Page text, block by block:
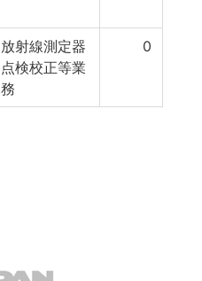
放射線測定器
点検校正等業
務
0